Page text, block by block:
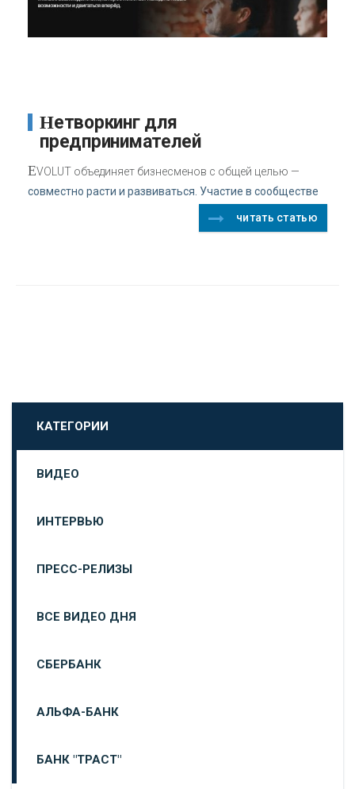
Нетворкинг для
предпринимателей
EVOLUT объединяет бизнесменов с общей целью —
совместно расти и развиваться. Участие в сообществе
читать статью
КАТЕГОРИИ
ВИДЕО
ИНТЕРВЬЮ
ПРЕСС-РЕЛИЗЫ
ВСЕ ВИДЕО ДНЯ
СБЕРБАНК
АЛЬФА-БАНК
БАНК "ТРАСТ"